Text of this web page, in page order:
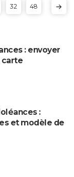
32 48
: envoyer
carte
:
et modèle de